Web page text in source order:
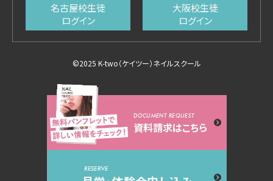
名古屋校生徒
ログイン
大阪校生徒
ログイン
©2025 K-two（ケイツー）ネイルスクール
DOCUMENT REQUEST
資料請求はこちら
RESERVE